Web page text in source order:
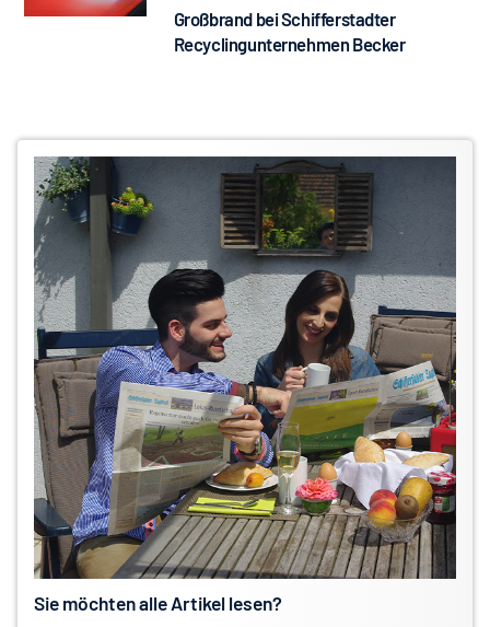
Großbrand bei Schifferstadter
Recyclingunternehmen Becker
Sie möchten alle Artikel lesen?